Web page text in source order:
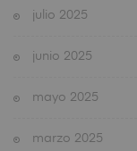
julio 2025
junio 2025
mayo 2025
marzo 2025